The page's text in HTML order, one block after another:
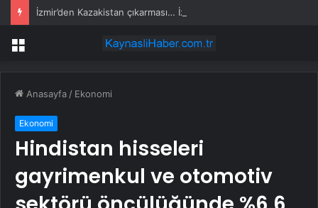
Menü
Anasayfa / Ekonomi
Ekonomi
Hindistan hisseleri
gayrimenkul ve otomotiv